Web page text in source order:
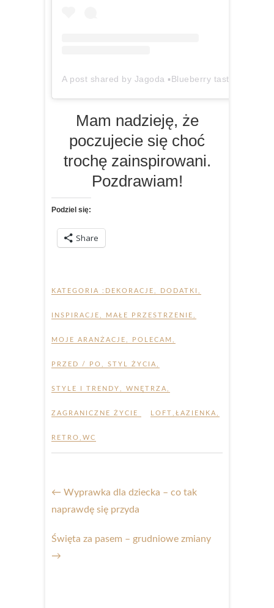
Mam nadzieję, że
poczujecie się choć
trochę zainspirowani.
Pozdrawiam!
Podziel się:
Share
KATEGORIA : DEKORACJE, DODATKI ,
INSPIRACJE, MAŁE PRZESTRZENIE,
MOJE ARANŻACJE, POLECAM ,
PRZED / PO, STYL ŻYCIA,
STYLE I TRENDY , WNĘTRZA,
ZAGRANICZNE ŻYCIE LOFT , ŁAZIENKA,
RETRO, WC
← Wyprawka dla dziecka – co tak
naprawdę się przyda
Święta za pasem – grudniowe zmiany
→